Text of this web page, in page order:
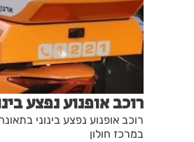
רוכב אופנוע נפצע
רוכב אופנוע נפצע בינוני
במרכז חולון